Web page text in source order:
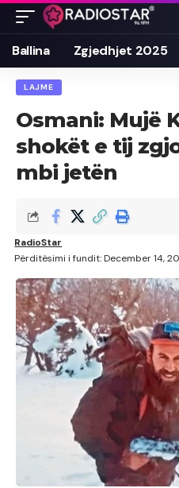
Ballina Zgjedhjet 2025
LAJME
Osmani: Mujë
shokët e tij
mbi jetën
Përditësimi i fundit: December 14,
RadioStar